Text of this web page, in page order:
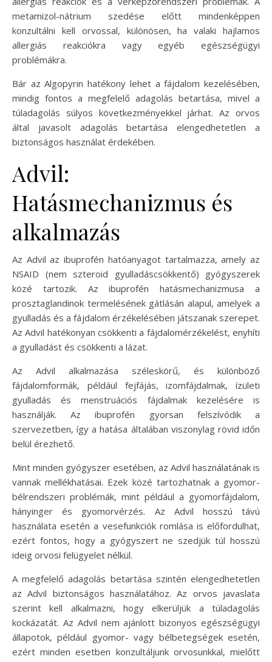
metamizol-nátrium szedése előtt mindenképpen
konzultálni kell orvossal, különösen, ha valaki hajlamos
allergiás reakciókra vagy egyéb egészségügyi
problémákra.
Bár az Algopyrin hatékony lehet a fájdalom kezelésében,
mindig fontos a megfelelő adagolás betartása, mivel a
túladagolás súlyos következményekkel járhat. Az orvos
által javasolt adagolás betartása elengedhetetlen a
biztonságos használat érdekében.
Advil:
Hatásmechanizmus és
alkalmazás
Az Advil az ibuprofén hatóanyagot tartalmazza, amely az
NSAID (nem szteroid gyulladáscsökkentő) gyógyszerek
közé tartozik. Az ibuprofén hatásmechanizmusa a
prosztaglandinok termelésének gátlásán alapul, amelyek a
gyulladás és a fájdalom érzékelésében játszanak szerepet.
Az Advil hatékonyan csökkenti a fájdalomérzékelést, enyhíti
a gyulladást és csökkenti a lázat.
Az Advil alkalmazása széleskörű, és különböző
fájdalomformák, például fejfájás, izomfájdalmak, ízületi
gyulladás és menstruációs fájdalmak kezelésére is
használják. Az ibuprofén gyorsan felszívódik a
szervezetben, így a hatása általában viszonylag rövid időn
belül érezhető.
Mint minden gyógyszer esetében, az Advil használatának is
vannak mellékhatásai. Ezek közé tartozhatnak a gyomor-
bélrendszeri problémák, mint például a gyomorfájdalom,
hányinger és gyomorvérzés. Az Advil hosszú távú
használata esetén a vesefunkciók romlása is előfordulhat,
ezért fontos, hogy a gyógyszert ne szedjük túl hosszú
ideig orvosi felügyelet nélkül.
A megfelelő adagolás betartása szintén elengedhetetlen
az Advil biztonságos használatához. Az orvos javaslata
szerint kell alkalmazni, hogy elkerüljük a túladagolás
kockázatát. Az Advil nem ajánlott bizonyos egészségügyi
állapotok, például gyomor- vagy bélbetegségek esetén,
ezért minden esetben konzultáljunk orvosunkkal, mielőtt